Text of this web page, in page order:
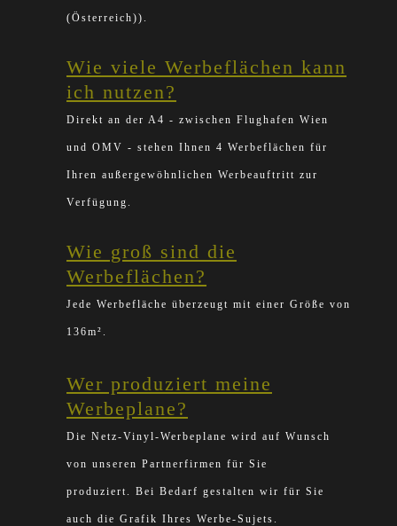
(Österreich)).
Wie viele Werbeflächen kann
ich nutzen?
Direkt an der A4 - zwischen Flughafen Wien
und OMV - stehen Ihnen 4 Werbeflächen für
Ihren außergewöhnlichen Werbeauftritt zur
Verfügung.
Wie groß sind die
Werbeflächen?
Jede Werbefläche überzeugt mit einer Größe von
136m².
Wer produziert meine
Werbeplane?
Die Netz-Vinyl-Werbeplane wird auf Wunsch
von unseren Partnerfirmen für Sie
produziert. Bei Bedarf gestalten wir für Sie
auch die Grafik Ihres Werbe-Sujets.